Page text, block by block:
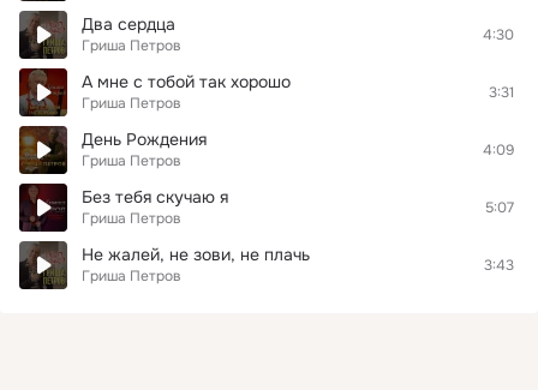
Два сердца
Гриша Петров
4:30
А мне с тобой так хорошо
Гриша Петров
3:31
День Рождения
Гриша Петров
4:09
Без тебя скучаю я
Гриша Петров
5:07
Не жалей, не зови, не плачь
Гриша Петров
3:43